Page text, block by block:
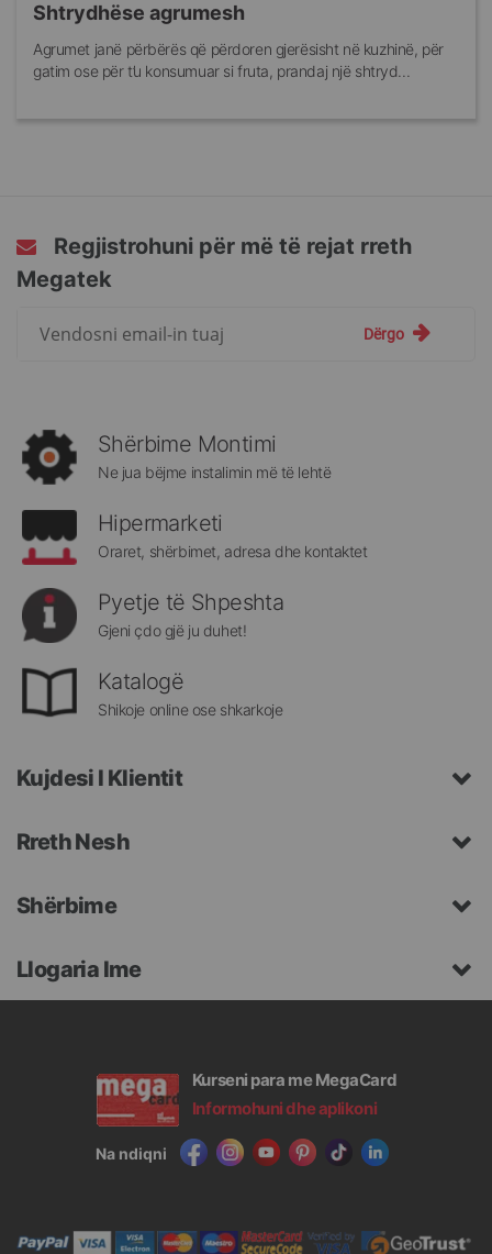
Shtrydhëse agrumesh
Agrumet janë përbërës që përdoren gjerësisht në kuzhinë, për
gatim ose për t’u konsumuar si fruta, prandaj një shtryd...
Regjistrohuni për më të rejat rreth
Megatek
rreth
Megatek:
Dërgo
Shërbime Montimi
Ne jua bëjme instalimin më të lehtë
Hipermarketi
Oraret, shërbimet, adresa dhe kontaktet
Pyetje të Shpeshta
Gjeni çdo gjë ju duhet!
Katalogë
Shikoje online ose shkarkoje
Kujdesi I Klientit
Rreth Nesh
Shërbime
Llogaria Ime
Kurseni para me MegaCard
Informohuni dhe aplikoni
Na ndiqni